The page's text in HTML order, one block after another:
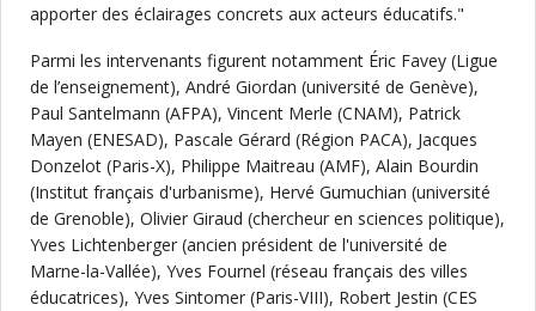
apporter des éclairages concrets aux acteurs éducatifs."
Parmi les intervenants figurent notamment Éric Favey (Ligue
de l’enseignement), André Giordan (université de Genève),
Paul Santelmann (AFPA), Vincent Merle (CNAM), Patrick
Mayen (ENESAD), Pascale Gérard (Région PACA), Jacques
Donzelot (Paris-X), Philippe Maitreau (AMF), Alain Bourdin
(Institut français d'urbanisme), Hervé Gumuchian (université
de Grenoble), Olivier Giraud (chercheur en sciences politique),
Yves Lichtenberger (ancien président de l'université de
Marne-la-Vallée), Yves Fournel (réseau français des villes
éducatrices), Yves Sintomer (Paris-VIII), Robert Jestin (CES